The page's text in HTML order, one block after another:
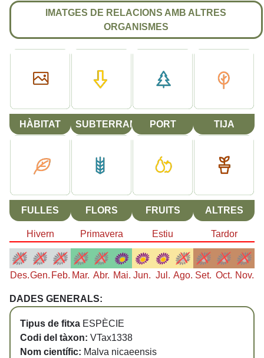
IMATGES DE RELACIONS AMB ALTRES
ORGANISMES
HÀBITAT SUBTERRANI PORT TIJA
FULLES FLORS FRUITS ALTRES
Hivern Primavera Estiu Tardor
Des.Gen. Feb. Mar. Abr. Mai. Jun. Jul. Ago. Set. Oct. Nov.
DADES GENERALS:
Tipus de fitxa ESPÈCIE
Codi del tàxon: VTax1338
Nom científic: Malva nicaeensis